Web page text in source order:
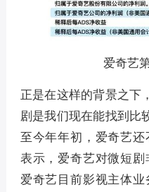
爱奇艺
正是在这样的背景之下
剧是我们现在能找到比
至今年年初，爱奇艺
表示，爱奇艺对微短
爱奇艺目前影视主体